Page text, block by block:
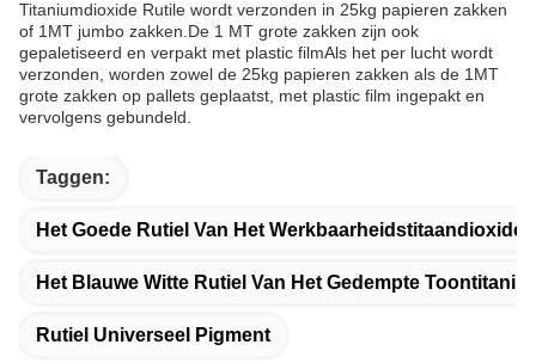
Titaniumdioxide Rutile wordt verzonden in 25kg papieren zakken
of 1MT jumbo zakken.De 1 MT grote zakken zijn ook
gepaletiseerd en verpakt met plastic filmAls het per lucht wordt
verzonden, worden zowel de 25kg papieren zakken als de 1MT
grote zakken op pallets geplaatst, met plastic film ingepakt en
vervolgens gebundeld.
Taggen:
Het Goede Rutiel Van Het Werkbaarheidstitaandioxide
Het Blauwe Witte Rutiel Van Het Gedempte
Rutiel Universeel Pigment